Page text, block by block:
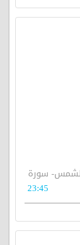
الشمس- سورة
23:45